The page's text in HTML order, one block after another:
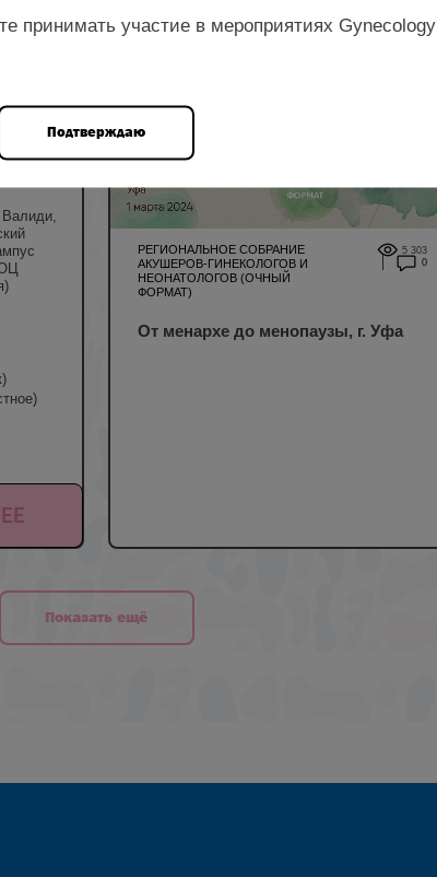
РЕГИОНАЛЬНОЕ СОБРАНИЕ
АКУШЕРОВ-ГИНЕКОЛОГОВ И
НЕОНАТОЛОГОВ (ОЧНЫЙ
ФОРМАТ)
5 303
0
От менархе до менопаузы, г. Уфа
Показать ещё
принимать участие в мероприятиях Gynecology
Подтверждаю